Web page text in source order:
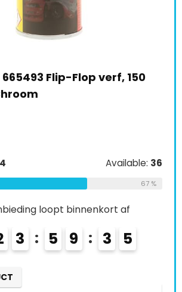
231650 CM 2K transparante
hardenmiddel, 200 ml,
27 Available:
2 3 5 9 3